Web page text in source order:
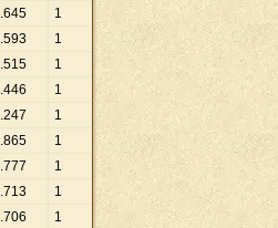
.645
1
.593
1
.515
1
.446
1
.247
1
.865
1
.777
1
.713
1
.706
1